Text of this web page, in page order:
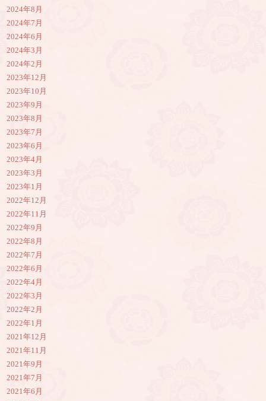
2024年8月
2024年7月
2024年6月
2024年3月
2024年2月
2023年12月
2023年10月
2023年9月
2023年8月
2023年7月
2023年6月
2023年4月
2023年3月
2023年1月
2022年12月
2022年11月
2022年9月
2022年8月
2022年7月
2022年6月
2022年4月
2022年3月
2022年2月
2022年1月
2021年12月
2021年11月
2021年9月
2021年7月
2021年6月